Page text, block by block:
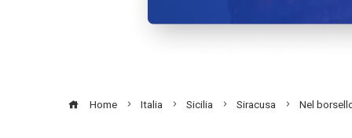
Home Italia Sicilia Siracusa Nel